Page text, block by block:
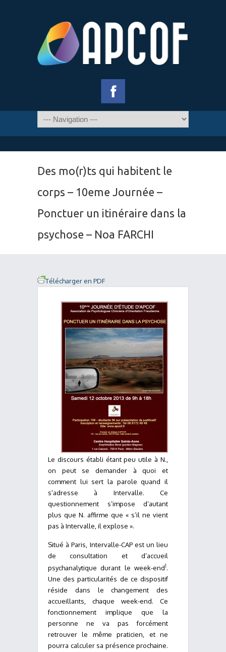
Des mo(r)ts qui habitent le
corps – 10eme Journée –
Ponctuer un itinéraire dans la
psychose – Noa FARCHI
Télécharger en PDF
Le discours établi étant peu utile à N.,
on peut se demander à quoi et
comment lui sert la parole quand il
s’adresse à Intervalle. Ce
questionnement s’impose d’autant
plus que N. affirme que « s’il ne vient
pas à Intervalle, il explose ».
Situé à Paris, Intervalle-CAP est un lieu
de consultation et d’accueil
psychanalytique durant le week-end1.
Une des particularités de ce dispositif
réside dans le changement des
accueillants, chaque week-end. Ce
fonctionnement implique que la
personne ne va pas forcément
retrouver le même praticien, et ne
pourra calculer sa présence prochaine.